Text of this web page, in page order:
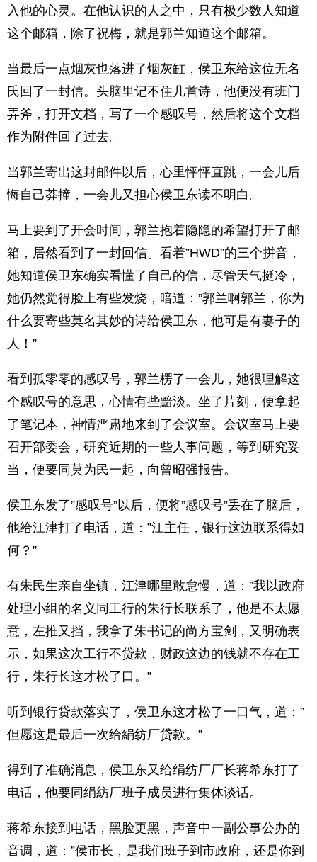
入他的心灵。在他认识的人之中，只有极少数人知道
这个邮箱，除了祝梅，就是郭兰知道这个邮箱。
当最后一点烟灰也落进了烟灰缸，侯卫东给这位无名
氏回了一封信。头脑里记不住几首诗，他便没有班门
弄斧，打开文档，写了一个感叹号，然后将这个文档
作为附件回了过去。
当郭兰寄出这封邮件以后，心里怦怦直跳，一会儿后
悔自己莽撞，一会儿又担心侯卫东读不明白。
马上要到了开会时间，郭兰抱着隐隐的希望打开了邮
箱，居然看到了一封回信。看着”HWD”的三个拼音，
她知道侯卫东确实看懂了自己的信，尽管天气挺冷，
她仍然觉得脸上有些发烧，暗道：”郭兰啊郭兰，你为
什么要寄些莫名其妙的诗给侯卫东，他可是有妻子的
人！”
看到孤零零的感叹号，郭兰楞了一会儿，她很理解这
个感叹号的意思，心情有些黯淡。坐了片刻，便拿起
了笔记本，神情严肃地来到了会议室。会议室马上要
召开部委会，研究近期的一些人事问题，等到研究妥
当，便要同莫为民一起，向曾昭强报告。
侯卫东发了”感叹号”以后，便将”感叹号”丢在了脑后，
他给江津打了电话，道：”江主任，银行这边联系得如
何？”
有朱民生亲自坐镇，江津哪里敢怠慢，道：”我以政府
处理小组的名义同工行的朱行长联系了，他是不太愿
意，左推又挡，我拿了朱书记的尚方宝剑，又明确表
示，如果这次工行不贷款，财政这边的钱就不存在工
行，朱行长这才松了口。”
听到银行贷款落实了，侯卫东这才松了一口气，道：”
但愿这是最后一次给絹纺厂贷款。”
得到了准确消息，侯卫东又给绢纺厂厂长蒋希东打了
电话，他要同绢紡厂班子成员进行集体谈话。
蒋希东接到电话，黑脸更黑，声音中一副公事公办的
音调，道：”侯市长，是我们班子到市政府，还是你到